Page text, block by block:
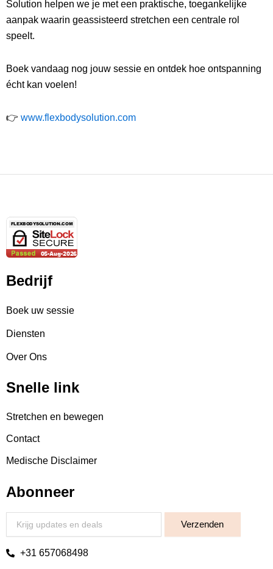
Solution helpen we je met een praktische, toegankelijke
aanpak waarin geassisteerd stretchen een centrale rol
speelt.
Boek vandaag nog jouw sessie en ontdek hoe ontspanning
écht kan voelen!
👉 www.flexbodysolution.com
Bedrijf
Boek uw sessie
Diensten
Over Ons
Snelle link
Stretchen en bewegen
Contact
Medische Disclaimer
Abonneer
Verzenden
+31 657068498